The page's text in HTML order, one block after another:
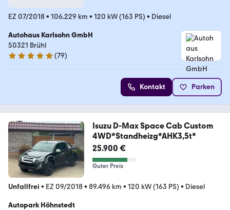
EZ 07/2018• 106.229 km • 120 kW (163 PS) • Diesel
Autohaus Karlsohn GmbH
50321 Brühl
5 Sterne
(79)
Kontakt Parken
Isuzu D-Max Space Cab Custom
4WD*Standheizg*AHK3,5t*
25.900 €
Guter Preis
Unfallfrei • EZ 09/2018• 89.496 km • 120 kW (163 PS) • Diesel
Autopark Höhnstedt